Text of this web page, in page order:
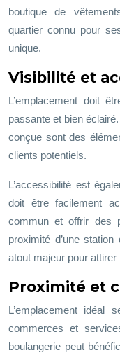
boutique de
quartier connu pour
unique.
Visibilité et
L’emplacement doit
passante et bien
conçue sont des
clients potentiels.
L’accessibilité est
doit être facilement
commun et offrir des
proximité d’une
atout majeur pour attirer
Proximité et
L’emplacement idéal
commerces et
boulangerie peut